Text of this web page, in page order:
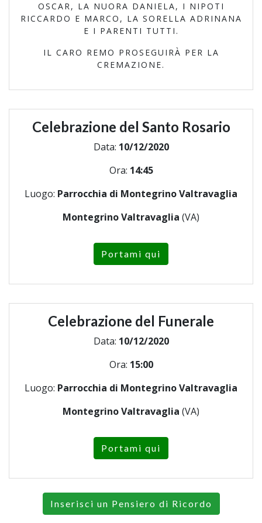
OSCAR, LA NUORA DANIELA, I NIPOTI
RICCARDO E MARCO, LA SORELLA ADRINANA
E I PARENTI TUTTI.
IL CARO REMO PROSEGUIRÀ PER LA
CREMAZIONE.
Celebrazione del Santo Rosario
Data: 10/12/2020
Ora: 14:45
Luogo: Parrocchia di Montegrino Valtravaglia
Montegrino Valtravaglia (VA)
Portami qui
Celebrazione del Funerale
Data: 10/12/2020
Ora: 15:00
Luogo: Parrocchia di Montegrino Valtravaglia
Montegrino Valtravaglia (VA)
Portami qui
Inserisci un Pensiero di Ricordo